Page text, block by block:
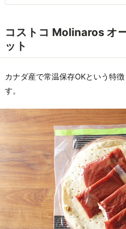
コストコ Molinaros オ
ット
カナダ産で常温保存OKという特
す。